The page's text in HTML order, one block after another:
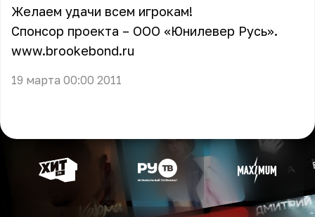
Желаем удачи всем игрокам!
Спонсор проекта – ООО «Юнилевер Русь».
www.brookebond.ru
19 марта 00:00 2011